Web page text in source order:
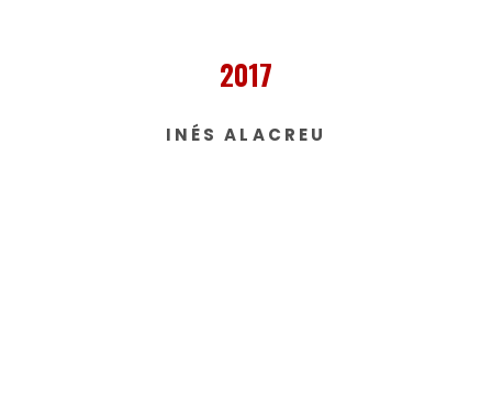
2017
INÉS ALACREU